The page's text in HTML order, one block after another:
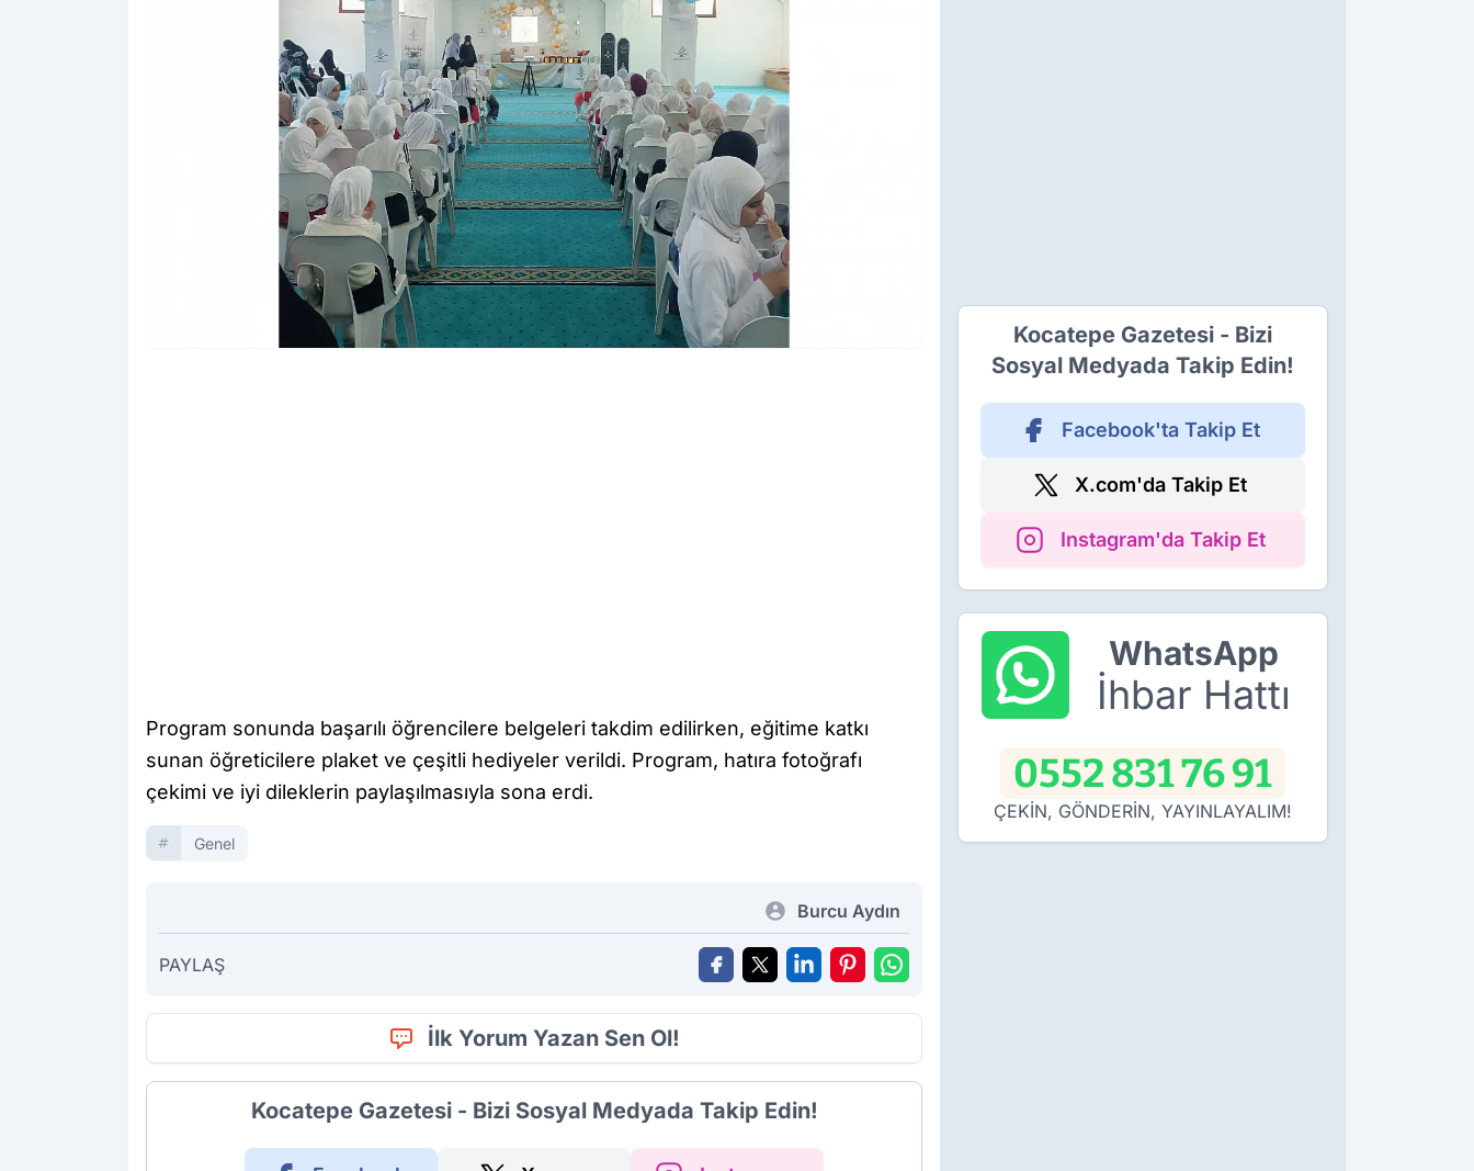
Program sonunda başarılı öğrencilere belgeleri takdim edilirken, eğitime katkı
sunan öğreticilere plaket ve çeşitli hediyeler verildi. Program, hatıra fotoğrafı
çekimi ve iyi dileklerin paylaşılmasıyla sona erdi.
Genel
Burcu Aydın
PAYLAŞ
İlk Yorum Yazan Sen Ol!
Kocatepe Gazetesi - Bizi Sosyal Medyada Takip Edin!
Kocatepe Gazetesi - Bizi
Sosyal Medyada Takip Edin!
Facebook'ta Takip Et
X.com'da Takip Et
Instagram'da Takip Et
WhatsApp
İhbar Hattı
0552 831 76 91
ÇEKİN, GÖNDERİN, YAYINLAYALIM!